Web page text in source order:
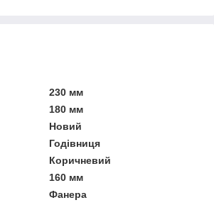
230 мм
180 мм
Новий
Годівниця
Коричневий
160 мм
Фанера